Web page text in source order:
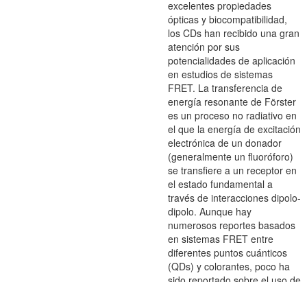
excelentes propiedades
ópticas y biocompatibilidad,
los CDs han recibido una gran
atención por sus
potencialidades de aplicación
en estudios de sistemas
FRET. La transferencia de
energía resonante de Förster
es un proceso no radiativo en
el que la energía de excitación
electrónica de un donador
(generalmente un fluoróforo)
se transfiere a un receptor en
el estado fundamental a
través de interacciones dipolo-
dipolo. Aunque hay
numerosos reportes basados
en sistemas FRET entre
diferentes puntos cuánticos
(QDs) y colorantes, poco ha